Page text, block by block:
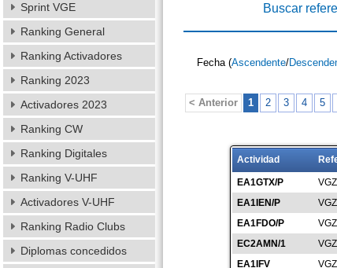
Buscar
Fecha (Ascendente/
< Anterior 1 2 3 4 5
Actividad
EA1GTX/P
EA1IEN/P
EA1FDO/P
EC2AMN/1
EA1IFV
Sprint VGE
Ranking General
Ranking Activadores
Ranking 2023
Activadores 2023
Ranking CW
Ranking Digitales
Ranking V-UHF
Activadores V-UHF
Ranking Radio Clubs
Diplomas concedidos